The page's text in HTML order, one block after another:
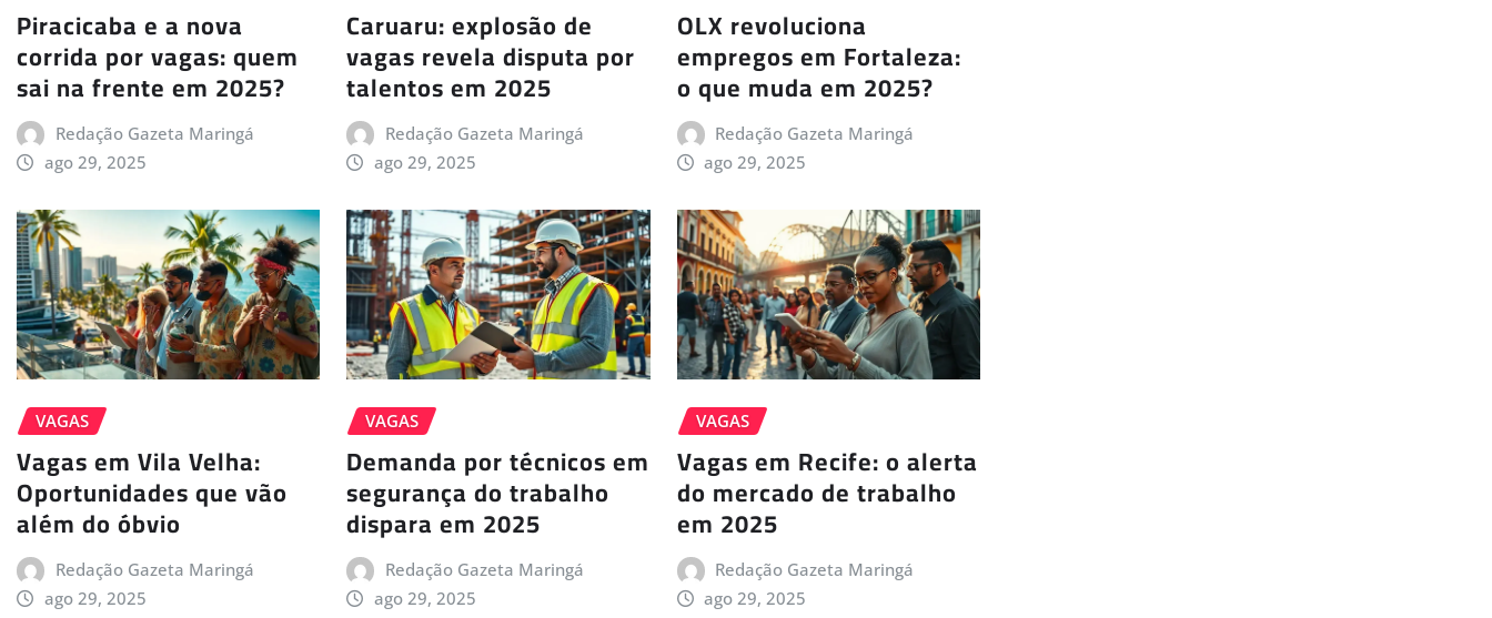
Piracicaba e a nova
corrida por vagas: quem
sai na frente em 2025?
Redação Gazeta Maringá
ago 29, 2025
Caruaru: explosão de
vagas revela disputa por
talentos em 2025
Redação Gazeta Maringá
ago 29, 2025
OLX revoluciona
empregos em Fortaleza:
o que muda em 2025?
Redação Gazeta Maringá
ago 29, 2025
VAGAS
Vagas em Vila Velha:
Oportunidades que vão
além do óbvio
Redação Gazeta Maringá
ago 29, 2025
VAGAS
Demanda por técnicos em
segurança do trabalho
dispara em 2025
Redação Gazeta Maringá
ago 29, 2025
VAGAS
Vagas em Recife: o alerta
do mercado de trabalho
em 2025
Redação Gazeta Maringá
ago 29, 2025